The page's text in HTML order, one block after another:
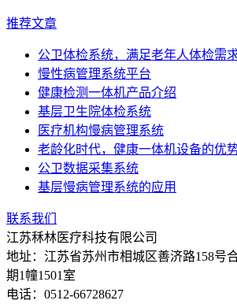
推荐文章
公卫体检系统，满足老年人体检需
慢性病管理系统平台
健康检测一体机产品介绍
基层卫生院体检系统
医疗机构慢病管理系统
老龄化时代，健康一体机设备的优
公卫数据采集系统
基层慢病管理系统的应用
联系我们
江苏秝林医疗科技有限公司
地址：江苏省苏州市相城区善济路158号
期1幢1501室
电话：0512-66728627